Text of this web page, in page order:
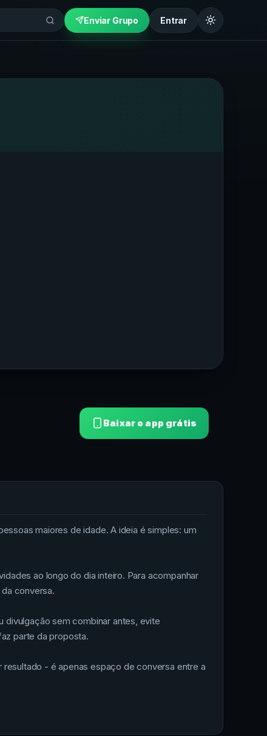
Enviar Grupo Entrar
Baixar o app grátis
maiores de idade. A ideia é simples: um
ao longo do dia inteiro. Para acompanhar
conversa.
divulgação sem combinar antes, evite
parte da proposta.
- é apenas espaço de conversa entre a